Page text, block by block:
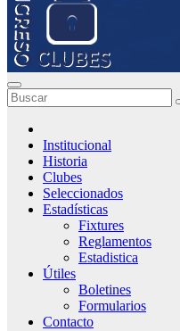
Institucional
Historia
Clubes
Seleccionados
Estadísticas
Fixtures
Reglamentos
Estadistica
Útiles
Boletines
Formularios
Contacto